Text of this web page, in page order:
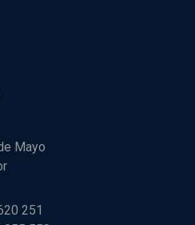
Mayo
251